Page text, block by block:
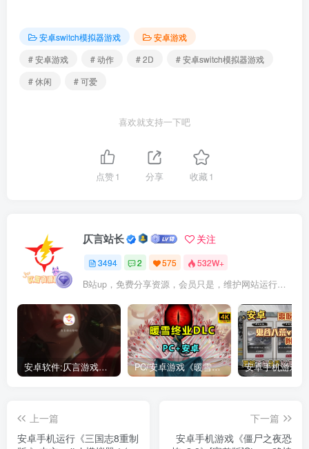
安卓switch模拟器游戏
安卓游戏
# 安卓游戏
# 动作 # 2D
# 安卓switch模拟器游戏
# 休闲
# 可爱
喜欢就支持一下吧
点赞1 分享 收藏1
仄言站长 关注
3494 2 575 532W+
B站up，免费分享资源，会员只是，维护网站运行，会员权利为可以支持本地下载，更多内容，敬请期待！
安卓软件:仄言游戏库4.0APP全新上架了！没有下的赶紧下载呀！ PC/安卓游戏《暖雪最新v3.1.0.1》终业DLC整合版！
上一篇
安卓手机运行《三国志8重制
下一篇
安卓手机游戏《僵尸之夜恐